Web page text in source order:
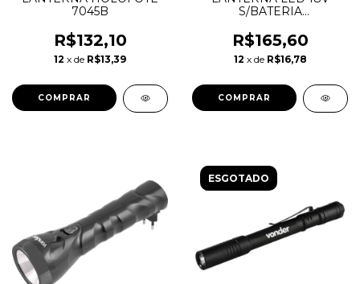
7045B
R$132,10
12 x de R$13,39
S/BATERIA
- VONDER
R$165,60
12 x de R$16,78
ESGOTADO